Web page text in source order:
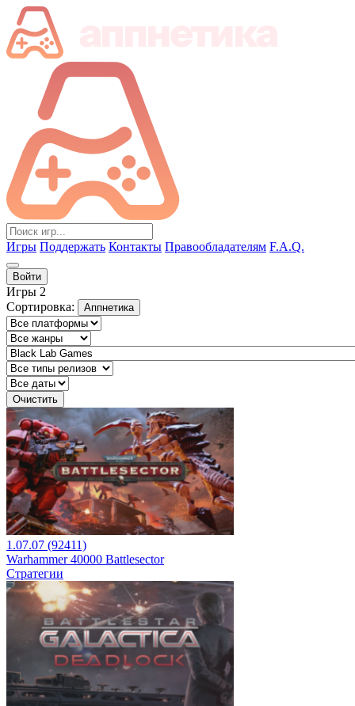
Игры Поддержать Контакты Правообладателям F.A.Q.
Войти
Игры 2
Сортировка:
Аппнетика
Очистить
1.07.07 (92411)
Warhammer 40000 Battlesector
Стратегии